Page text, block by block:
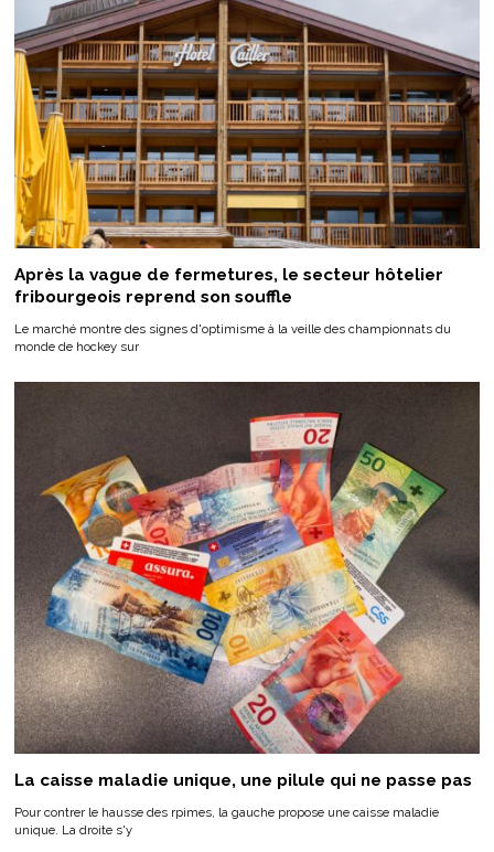
Après la vague de fermetures, le secteur hôtelier
fribourgeois reprend son souffle
Le marché montre des signes d'optimisme à la veille des championnats du
monde de hockey sur
La caisse maladie unique, une pilule qui ne passe pas
Pour contrer le hausse des rpimes, la gauche propose une caisse maladie
unique. La droite s'y